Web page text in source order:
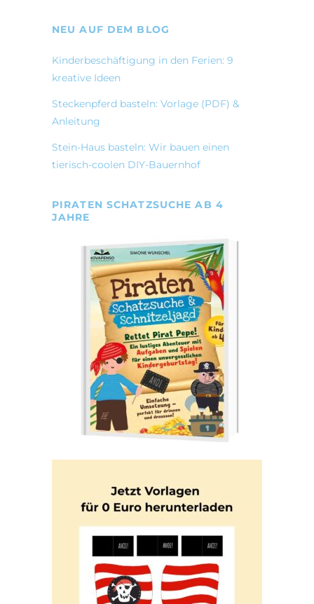
NEU AUF DEM BLOG
Kinderbeschäftigung in den Ferien: 9
kreative Ideen
Steckenpferd basteln: Vorlage (PDF) &
Anleitung
Stein-Haus basteln: Wir bauen einen
tierisch-coolen DIY-Bauernhof
PIRATEN SCHATZSUCHE AB 4
JAHRE